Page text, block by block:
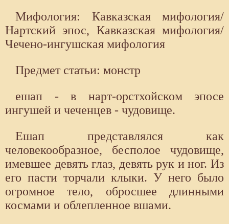
Мифология: Кавказская мифология/
Нартский эпос, Кавказская мифология/
Чечено-ингушская мифология
Предмет статьи: монстр
ешап - в нарт-орстхойском эпосе
ингушей и чеченцев - чудовище.
Ешап представлялся как
человекообразное, бесполое чудовище,
имевшее девять глаз, девять рук и ног. Из
его пасти торчали клыки. У него было
огромное тело, обросшее длинными
космами и облепленное вшами.